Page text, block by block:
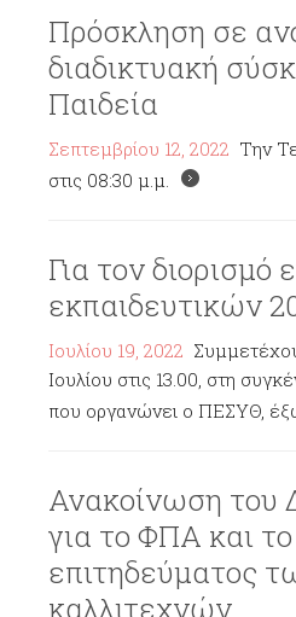
Πρόσκληση σε
διαδικτυακή
Παιδεία
Σεπτεμβρίου 12, 2022 Την
στις 08:30 μ.μ.
Για τον διορισμό
εκπαιδευτικών
Ιουλίου 19, 2022
Ιουλίου στις 13.00, στη
που οργανώνει ο ΠΕΣΥΘ,
Ανακοίνωση του
για το ΦΠΑ και
επιτηδεύματος
καλλιτεχνών